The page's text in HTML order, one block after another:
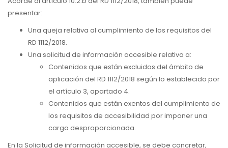
presentar:
Una queja relativa al cumplimiento de los requisitos del
RD 1112/2018.
Una solicitud de información accesible relativa a:
Contenidos que están excluidos del ámbito de
aplicación del RD 1112/2018 según lo establecido por
el artículo 3, apartado 4.
Contenidos que están exentos del cumplimiento de
los requisitos de accesibilidad por imponer una
carga desproporcionada.
En la Solicitud de información accesible, se debe concretar,